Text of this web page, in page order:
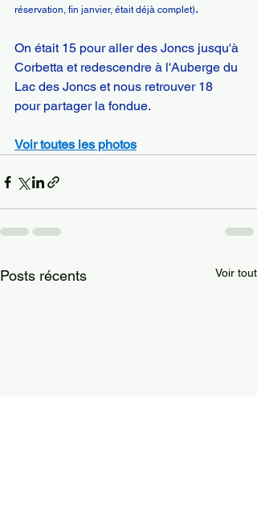
réservation, fin janvier, était déjà complet).
On était 15 pour aller des Joncs jusqu'à
Corbetta et redescendre à l'Auberge du
Lac des Joncs et nous retrouver 18
pour partager la fondue.
Voir toutes les photos
Posts récents Voir tout